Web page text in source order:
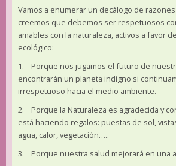
Vamos a enumerar un decálogo de
creemos que debemos ser respetuosos
amables con la naturaleza, activos a favor
ecológico:
1. Porque nos jugamos el futuro de
encontrarán un planeta indigno si
irrespetuoso hacia el medio ambiente.
2. Porque la Naturaleza es agradecida y
está haciendo regalos: puestas de sol,
agua, calor, vegetación…..
3. Porque nuestra salud mejorará en una